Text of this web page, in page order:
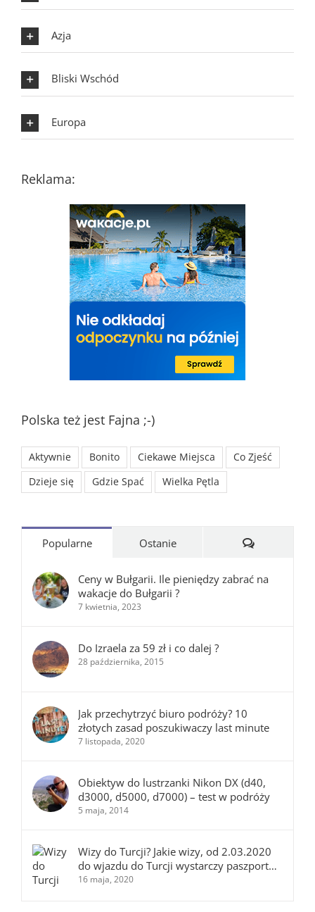
Azja
Bliski Wschód
Europa
Reklama:
Polska też jest Fajna ;-)
Aktywnie Bonito Ciekawe Miejsca
Co Zjeść
Dzieje się
Gdzie Spać Wielka Pętla
Popularne Ostanie Komentarze
Ceny w Bułgarii. Ile pieniędzy zabrać na
wakacje do Bułgarii ?
7 kwietnia, 2023
Do Izraela za 59 zł i co dalej ?
28 października, 2015
Jak przechytrzyć biuro podróży? 10
złotych zasad poszukiwaczy last minute
7 listopada, 2020
Obiektyw do lustrzanki Nikon DX (d40,
d3000, d5000, d7000) – test w podróży
5 maja, 2014
Wizy do Turcji? Jakie wizy, od 2.03.2020
do wjazdu do Turcji wystarczy paszport…
16 maja, 2020